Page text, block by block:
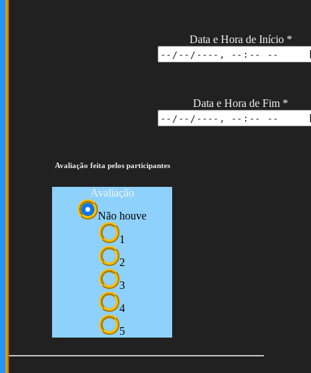
Data e Hora de Início *
Data e Hora de Fim *
Avaliação feita pelos participantes
Avaliação
Não houve
1
2
3
4
5